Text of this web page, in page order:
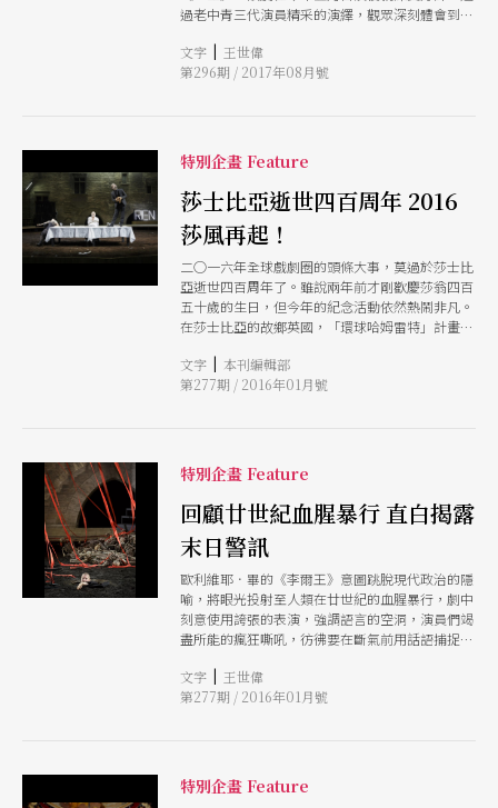
過老中青三代演員精采的演繹，觀眾深刻體會到朗
度。
文字 | 王世偉
第296期 / 2017年08月號
特別企畫 Feature
莎士比亞逝世四百周年 2016
莎風再起！
二○一六年全球戲劇圈的頭條大事，莫過於莎士比
亞逝世四百周年了。雖說兩年前才剛歡慶莎翁四百
五十歲的生日，但今年的紀念活動依然熱鬧非凡。
在莎士比亞的故鄉英國，「環球哈姆雷特」計畫，
翁逝世紀念日當天，畫下句點。 奠定今日莎劇地
位的法國，各大城市的公立劇院、民間劇場，均推
合當下社會議題，手法推陳出新，展現莎劇對現實
的關照。 亞洲在這場慶典中也沒有缺席，中國舉
辦「湯顯祖．莎士比亞」戲劇文化年共襄盛舉，日
本則有百年老店寶塚歌劇團為紀念活動拉開序幕。
台灣則將迎來法國大導歐利維耶．畢在上任亞維儂
王》；素以京劇新詮莎劇著稱的當代傳奇劇場，一
改以往悲劇題材，用百老匯音樂劇曲風，演繹喜劇
《仲夏夜之夢》。
文字 | 本刊編輯部
第277期 / 2016年01月號
特別企畫 Feature
回顧廿世紀血腥暴行 直白揭露
末日警訊
歐利維耶．畢的《李爾王》意圖跳脫現代政治的隱
喻，將眼光投射至人類在廿世紀的血腥暴行，劇中
刻意使用誇張的表演，強調語言的空洞，演員們竭
盡所能的瘋狂嘶吼，彷彿要在斷氣前用話語捕捉生
人性醜惡化作一幅幅不堪入目的畫面，成功地挑戰
了觀眾的極限，讓觀眾認識到莎劇黑暗、殘酷的一
文字 | 王世偉
第277期 / 2016年01月號
特別企畫 Feature